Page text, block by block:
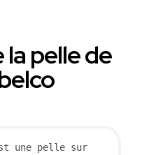
pelle de
une pelle sur